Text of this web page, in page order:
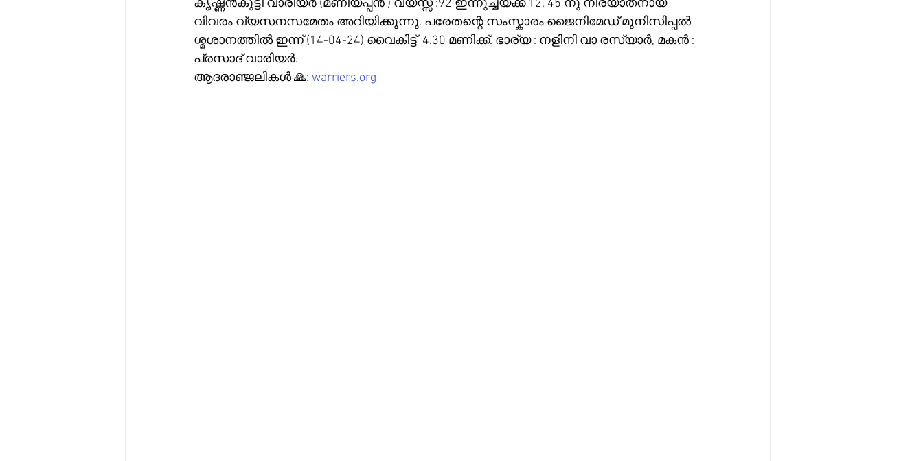
കൃഷ്ണൻകുട്ടി വാരിയർ (മണിയപ്പൻ ) വയസ്സ് :92 ഇന്നുച്ചയ്ക്ക് 12. 45 നു നിര്യാതനായ
വിവരം വ്യസനസമേതം അറിയിക്കുന്നു. പരേതന്റെ സംസ്കാരം ജൈനിമേഡ് മുനിസിപ്പൽ
ശ്മശാനത്തിൽ ഇന്ന് (14-04-24) വൈകിട്ട്  4.30 മണിക്ക്. ഭാര്യ : നളിനി വാ രസ്യാർ, മകൻ :
പ്രസാദ് വാരിയർ.
ആദരാഞ്ജലികൾ 🙏: warriers.org